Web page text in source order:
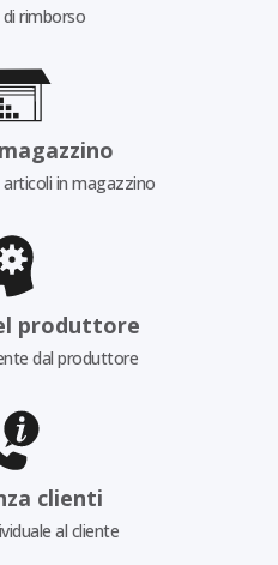
rimborso
in magazzino
produttore
dal produttore
clienti
al cliente